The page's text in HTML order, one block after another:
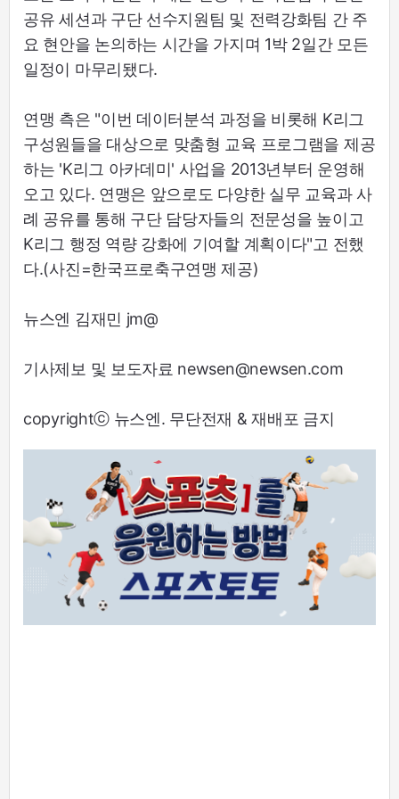
공유 세션과 구단 선수지원팀 및 전력강화팀 간 주
요 현안을 논의하는 시간을 가지며 1박 2일간 모든
일정이 마무리됐다.
연맹 측은 "이번 데이터분석 과정을 비롯해 K리그
구성원들을 대상으로 맞춤형 교육 프로그램을 제공
하는 'K리그 아카데미' 사업을 2013년부터 운영해
오고 있다. 연맹은 앞으로도 다양한 실무 교육과 사
례 공유를 통해 구단 담당자들의 전문성을 높이고
K리그 행정 역량 강화에 기여할 계획이다"고 전했
다.(사진=한국프로축구연맹 제공)
뉴스엔 김재민 jm@
기사제보 및 보도자료 newsen@newsen.com
copyrightⓒ 뉴스엔. 무단전재 & 재배포 금지